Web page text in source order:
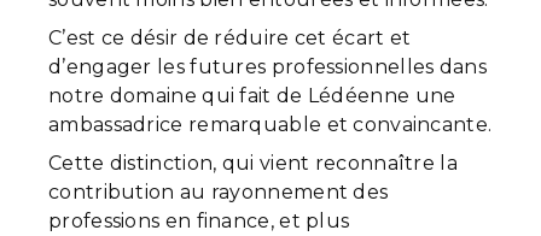
C’est ce désir de réduire cet écart et
d’engager les futures professionnelles dans
notre domaine qui fait de Lédéenne une
ambassadrice remarquable et convaincante.
Cette distinction, qui vient reconnaître la
contribution au rayonnement des
professions en finance, et plus